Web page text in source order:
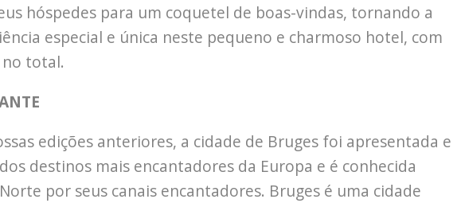
hóspedes para um coquetel de boas-vindas, tornando a
especial e única neste pequeno e charmoso hotel, com
total.
edições anteriores, a cidade de Bruges foi apresentada e
destinos mais encantadores da Europa e é conhecida
por seus canais encantadores. Bruges é uma cidade